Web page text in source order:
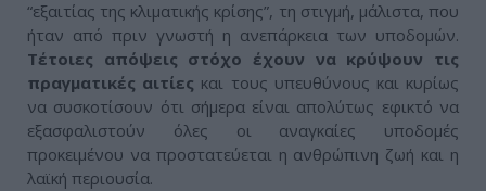
“εξαιτίας της κλιματικής κρίσης”, τη στιγμή, μάλιστα, που
ήταν από πριν γνωστή η ανεπάρκεια των υποδομών.
Τέτοιες απόψεις στόχο έχουν να κρύψουν τις
πραγματικές αιτίες και τους υπευθύνους και κυρίως
να συσκοτίσουν ότι σήμερα είναι απολύτως εφικτό να
εξασφαλιστούν όλες οι αναγκαίες υποδομές
προκειμένου να προστατεύεται η ανθρώπινη ζωή και η
λαϊκή περιουσία.